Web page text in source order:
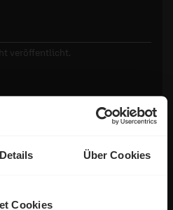
Details Über Cookies
Cookies
veröffentlicht.
öffentlich teilen.
dass meine Angaben